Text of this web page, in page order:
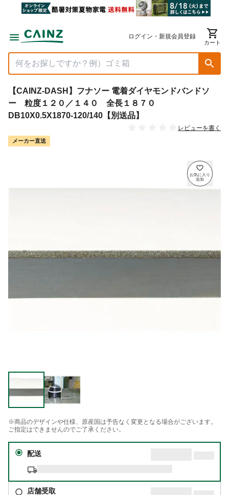
ログイン・新規会員登録
カート
【CAINZ-DASH】フナソー 電着ダイヤモンドバンドソ
ー 粒度１２０／１４０ 全長１８７０
DB10X0.5X1870-120/140【別送品】
レビューを書く
メーカー直送
※商品のデザインや仕様、原産国は予告なく変更となる場合がございます。
ご指定はできませんのでご了承ください。
配送
店舗受取